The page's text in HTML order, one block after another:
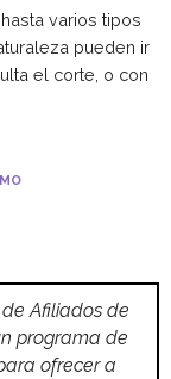
varios tipos
pueden ir
el corte, o con
Afiliados de
programa de
ofrecer a